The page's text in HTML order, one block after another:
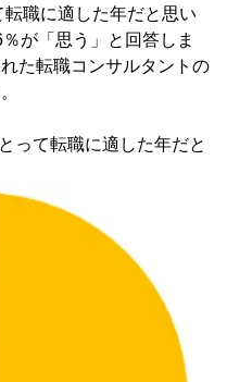
転職に適した年だと思い
が「思う」と回答しま
た転職コンサルタントの
って転職に適した年だと